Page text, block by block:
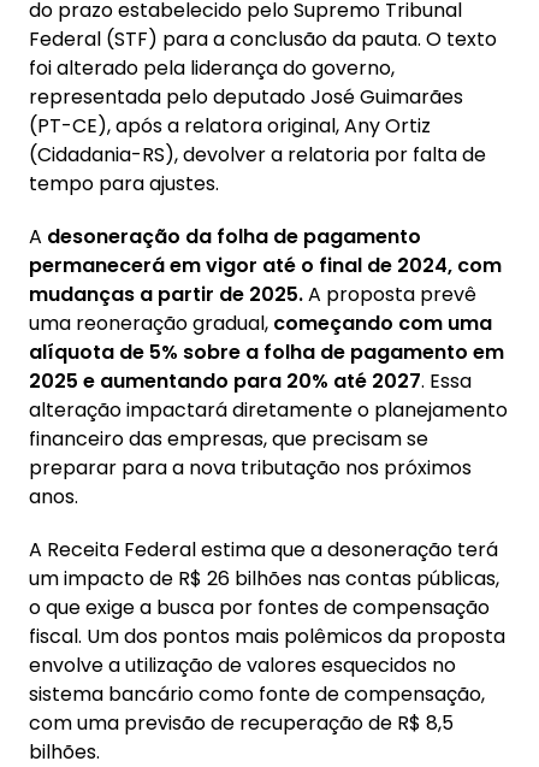
do prazo estabelecido pelo Supremo Tribunal
Federal (STF) para a conclusão da pauta. O texto
foi alterado pela liderança do governo,
representada pelo deputado José Guimarães
(PT-CE), após a relatora original, Any Ortiz
(Cidadania-RS), devolver a relatoria por falta de
tempo para ajustes.
A desoneração da folha de pagamento
permanecerá em vigor até o final de 2024, com
mudanças a partir de 2025.A proposta prevê
uma reoneração gradual, começando com uma
alíquota de 5% sobre a folha de pagamento em
2025 e aumentando para 20% até 2027. Essa
alteração impactará diretamente o planejamento
financeiro das empresas, que precisam se
preparar para a nova tributação nos próximos
anos.
A Receita Federal estima que a desoneração terá
um impacto de R$ 26 bilhões nas contas públicas,
o que exige a busca por fontes de compensação
fiscal. Um dos pontos mais polêmicos da proposta
envolve a utilização de valores esquecidos no
sistema bancário como fonte de compensação,
com uma previsão de recuperação de R$ 8,5
bilhões.